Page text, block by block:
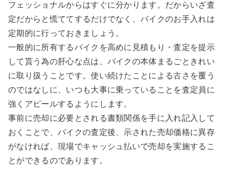
フェッショナルからはすぐに分かります。だからいざ査
定だからと慌ててするだけでなく、バイクのお手入れは
定期的に行っておきましょう。
一般的に所有するバイクを高めに見積もり・査定を提示
して貰う為の肝心な点は、バイクの本体まるごときれい
に取り扱うことです。使い続けたことによる古さを覆う
のではなしに、いつも大事に乗っていることを査定員に
強くアピールするようにします。
事前に売却に必要とされる書類関係を手に入れ記入して
おくことで、バイクの査定後、示された売却価格に異存
がなければ、現場でキャッシュ払いで売却を実施するこ
とができるのであります。